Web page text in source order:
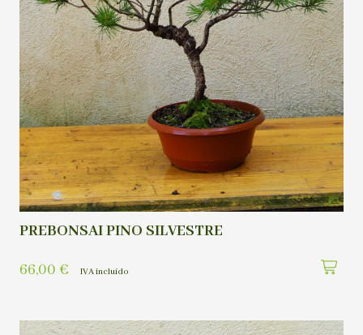
PREBONSAI PINO SILVESTRE
66,00 € IVA incluído